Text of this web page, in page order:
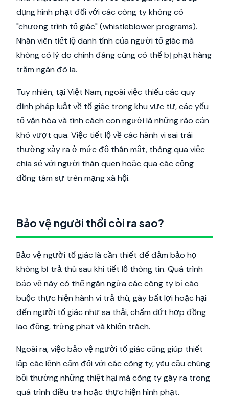
dụng hình phạt đối với các công ty không có
"chương trình tố giác" (whistleblower programs).
Nhân viên tiết lộ danh tính của người tố giác mà
không có lý do chính đáng cũng có thể bị phạt hàng
trăm ngàn đô la.
Tuy nhiên, tại Việt Nam, ngoài việc thiếu các quy
định pháp luật về tố giác trong khu vực tư, các yếu
tố văn hóa và tính cách con người là những rào cản
khó vượt qua. Việc tiết lộ về các hành vi sai trái
thường xảy ra ở mức độ thân mật, thông qua việc
chia sẻ với người thân quen hoặc qua các cộng
đồng tâm sự trên mạng xã hội.
Bảo vệ người thổi còi ra sao?
Bảo vệ người tố giác là cần thiết để đảm bảo họ
không bị trả thù sau khi tiết lộ thông tin. Quá trình
bảo vệ này có thể ngăn ngừa các công ty bị cáo
buộc thực hiện hành vi trả thù, gây bất lợi hoặc hại
đến người tố giác như sa thải, chấm dứt hợp đồng
lao động, trừng phạt và khiển trách.
Ngoài ra, việc bảo vệ người tố giác cũng giúp thiết
lập các lệnh cấm đối với các công ty, yêu cầu chúng
bồi thường những thiệt hại mà công ty gây ra trong
quá trình điều tra hoặc thực hiện hình phạt.